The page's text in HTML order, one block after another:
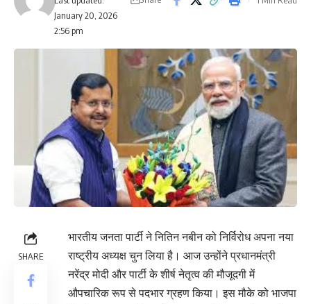
January 20, 2026
2:56 pm
SHARE
भारतीय जनता पार्टी ने नितिन नबीन को निर्विरोध अपना नया
राष्ट्रीय अध्यक्ष चुन लिया है। आज उन्होंने प्रधानमंत्री
नरेंद्र मोदी और पार्टी के शीर्ष नेतृत्व की मौजूदगी में
औपचारिक रूप से पदभार ग्रहण किया। इस मौके को भाजपा